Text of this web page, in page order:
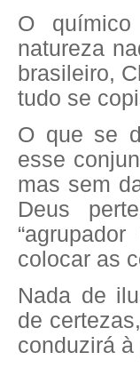
O
natureza
brasileiro,
tudo se
O que se
esse
mas sem
Deus
colocar as
Nada de
de
conduzirá